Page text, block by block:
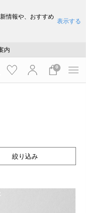
情報や、おすすめ
表示する
況について
内
況について
0
絞り込み